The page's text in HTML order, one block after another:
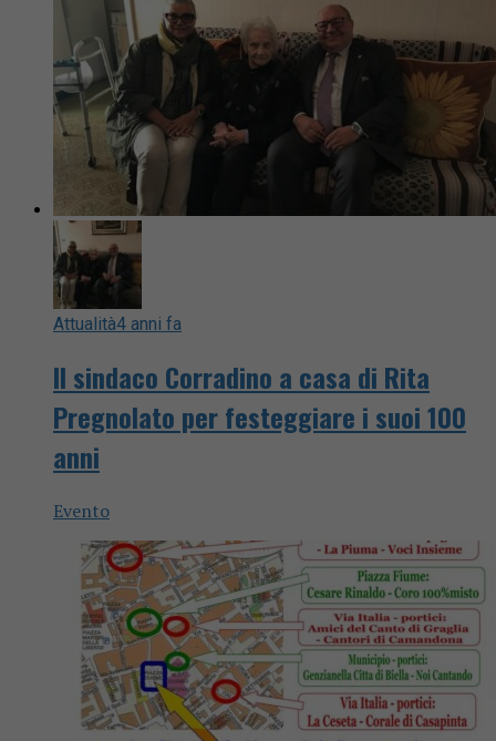
Attualità4 anni fa
Il sindaco Corradino a casa di Rita
Pregnolato per festeggiare i suoi 100
anni
Evento